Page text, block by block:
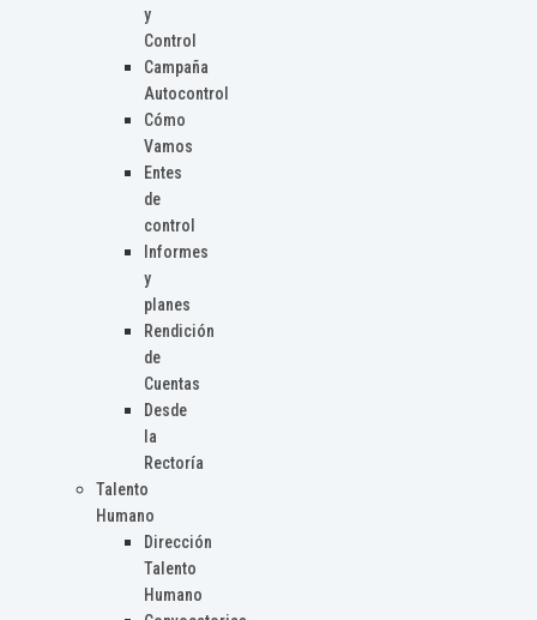
y
Control
Campaña
Autocontrol
Cómo
Vamos
Entes
de
control
Informes
y
planes
Rendición
de
Cuentas
Desde
la
Rectoría
Talento
Humano
Dirección
Talento
Humano